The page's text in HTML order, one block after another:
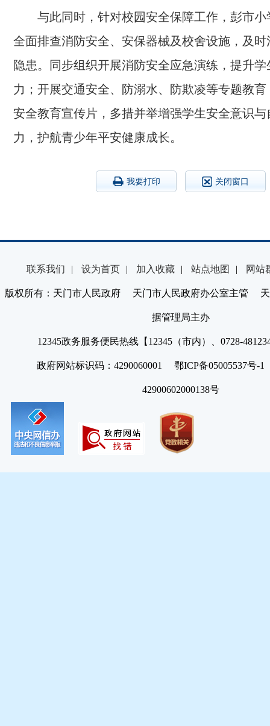
与此同时，针对校园安全保障工作，彭市
全面排查消防安全、安保器械及校舍设施，及
隐患。同步组织开展消防安全应急演练，提升
力；开展交通安全、防溺水、防欺凌等专题教
安全教育宣传片，多措并举增强学生安全意识与
力，护航青少年平安健康成长。
我要打印 关闭窗口
联系我们 | 设为首页 | 加入收藏 | 站点地图 | 网站
版权所有：天门市人民政府 天门市人民政府办公室主管 天
据管理局主办
12345政务服务便民热线【12345（市内）、0728-
政府网站标识码：4290060001 鄂ICP备05005537号
42900602000138号